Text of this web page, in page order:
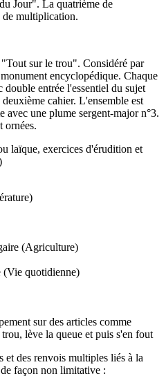
Jour". La quatrième de
de multiplication.
sur le trou". Considéré par
encyclopédique. Chaque
double entrée l'essentiel du sujet
cahier. L'ensemble est
avec une plume sergent-major n°3.
ornées.
laïque, exercices d'érudition et
(Agriculture)
(Vie quotidienne)
sur des articles comme
lève la queue et puis s'en fout
et des renvois multiples liés à la
façon non limitative :